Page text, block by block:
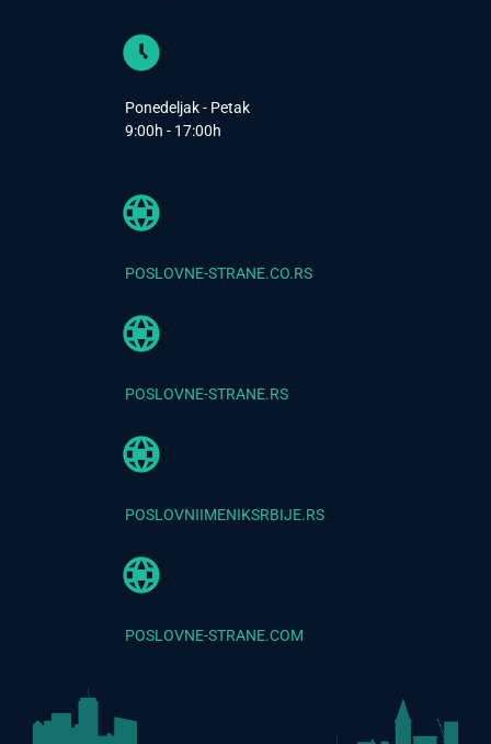
Ponedeljak - Petak
9:00h - 17:00h
POSLOVNE-STRANE.CO.RS
POSLOVNE-STRANE.RS
POSLOVNIIMENIKSRBIJE.RS
POSLOVNE-STRANE.COM